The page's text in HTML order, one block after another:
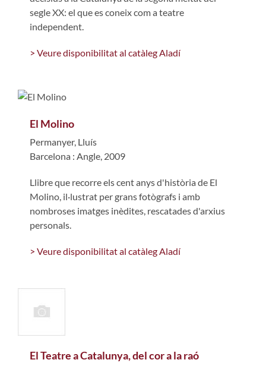
segle XX: el que es coneix com a teatre
independent.
> Veure disponibilitat al catàleg Aladí
El Molino
Permanyer, Lluís
Barcelona : Angle, 2009
Llibre que recorre els cent anys d'història de El
Molino, il·lustrat per grans fotògrafs i amb
nombroses imatges inèdites, rescatades d'arxius
personals.
> Veure disponibilitat al catàleg Aladí
El Teatre a Catalunya, del cor a la raó